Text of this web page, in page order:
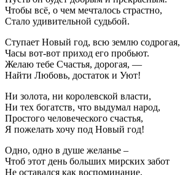
Чтобы всё, о чем мечталось страстно,
Стало удивительной судьбой.
Ступает Новый год, всю землю содрогая,
Часы вот-вот приход его пробьют.
Желаю тебе Счастья, дорогая, —
Найти Любовь, достаток и Уют!
Ни золота, ни королевской власти,
Ни тех богатств, что выдумал народ,
Простого человеческого счастья,
Я пожелать хочу под Новый год!
Одно, одно в душе желанье –
Чтоб этот день больших мирских забот
Не оставался как воспоминание,